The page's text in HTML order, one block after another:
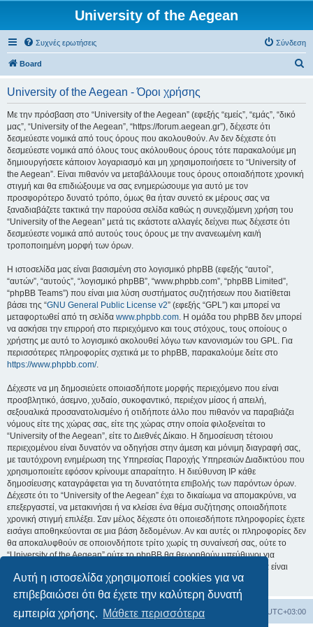
Αυτή η ιστοσελίδα χρησιμοποιεί cookies για να
επιβεβαιώσει ότι θα έχετε την καλύτερη δυνατή
εμπειρία χρήσης. Μάθετε περισσότερα
University of the Aegean
Συχνές ερωτήσεις Σύνδεση
Board
University of the Aegean - Όροι χρήσης
Με την πρόσβαση στο “University of the Aegean” (εφεξής “εμείς”, “εμάς”, “δικό
μας”, “University of the Aegean”, “https://forum.aegean.gr”), δέχεστε ότι
δεσμεύεστε νομικά από τους όρους που ακολουθούν. Αν δεν δέχεστε ότι
δεσμεύεστε νομικά από όλους τους ακόλουθους όρους τότε παρακαλούμε μη
δημιουργήσετε κάποιον λογαριασμό και μη χρησιμοποιήσετε το “University of
the Aegean”. Είναι πιθανόν να μεταβάλλουμε τους όρους οποιαδήποτε χρονική
στιγμή και θα επιδιώξουμε να σας ενημερώσουμε για αυτό με τον
προσφορότερο δυνατό τρόπο, όμως θα ήταν συνετό εκ μέρους σας να
ξαναδιαβάζετε τακτικά την παρούσα σελίδα καθώς η συνεχιζόμενη χρήση του
“University of the Aegean” μετά τις εκάστοτε αλλαγές δείχνει πως δέχεστε ότι
δεσμεύεστε νομικά από αυτούς τους όρους με την ανανεωμένη και/ή
τροποποιημένη μορφή των όρων.
Η ιστοσελίδα μας είναι βασισμένη στο λογισμικό phpBB (εφεξής “αυτοί”,
“αυτών”, “αυτούς”, “λογισμικό phpBB”, “www.phpbb.com”, “phpBB Limited”,
“phpBB Teams”) που είναι μια λύση συστήματος συζητήσεων που διατίθεται
βάσει της “GNU General Public License v2” (εφεξής “GPL”) και μπορεί να
μεταφορτωθεί από τη σελίδα www.phpbb.com. Η ομάδα του phpBB δεν μπορεί
να ασκήσει την επιρροή στο περιεχόμενο και τους στόχους, τους οποίους ο
χρήστης με αυτό το λογισμικό ακολουθεί λόγω των κανονισμών του GPL. Για
περισσότερες πληροφορίες σχετικά με το phpBB, παρακαλούμε δείτε στο
https://www.phpbb.com/.
Δέχεστε να μη δημοσιεύετε οποιασδήποτε μορφής περιεχόμενο που είναι
προσβλητικό, άσεμνο, χυδαίο, συκοφαντικό, περιέχον μίσος ή απειλή,
σεξουαλικά προσανατολισμένο ή οτιδήποτε άλλο που πιθανόν να παραβιάζει
νόμους είτε της χώρας σας, είτε της χώρας στην οποία φιλοξενείται το
“University of the Aegean”, είτε το Διεθνές Δίκαιο. Η δημοσίευση τέτοιου
περιεχομένου είναι δυνατόν να οδηγήσει στην άμεση και μόνιμη διαγραφή σας,
με ταυτόχρονη ενημέρωση της Υπηρεσίας Παροχής Υπηρεσιών Διαδικτύου που
χρησιμοποιείτε εφόσον κρίνουμε απαραίτητο. Η διεύθυνση IP κάθε
δημοσίευσης καταγράφεται για τη δυνατότητα επιβολής των παρόντων όρων.
Δέχεστε ότι το “University of the Aegean” έχει το δικαίωμα να απομακρύνει, να
επεξεργαστεί, να μετακινήσει ή να κλείσει ένα θέμα συζήτησης οποιαδήποτε
χρονική στιγμή επιλέξει. Σαν μέλος δέχεστε ότι οποιεσδήποτε πληροφορίες έχετε
εισάγει αποθηκεύονται σε μια βάση δεδομένων. Αν και αυτές οι πληροφορίες δεν
θα αποκαλυφθούν σε οποιονδήποτε τρίτο χωρίς τη συναίνεσή σας, ούτε το
“University of the Aegean” ούτε το phpBB θα θεωρηθούν υπεύθυνοι για
οποιαδήποτε απόπειρα ηλεκτρονικής εισβολής ή παραβίασης η οποία είναι
δυνατόν να οδηγήσει σε απώλεια αυτών των δεδομένων.
Board Όλοι οι χρόνοι είναι UTC+03:00
Διαγραφή cookies